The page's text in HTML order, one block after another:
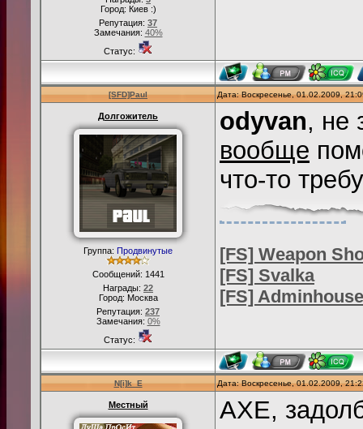
Город: Киев :)
Репутация: 37
Замечания: 40%
Статус:
[SFD]Paul Дата: Воскресенье, 01.02.2009,
Долгожитель
Группа: Продвинутые
Сообщений: 1441
Награды: 22
Город: Москва
Репутация: 237
Замечания: 0%
Статус:
odyvan, не
вообще
что-то
[FS] Weapon
[FS] Svalka
[FS] Adminhouse
N[i]k_E Дата: Воскресенье, 01.02.2009,
Местный
AXE,